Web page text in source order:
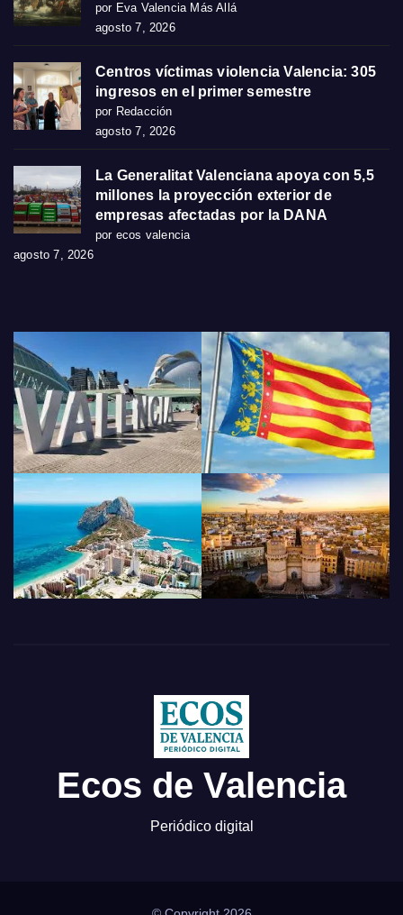
por Eva Valencia Más Allá
agosto 7, 2026
Centros víctimas violencia Valencia: 305
ingresos en el primer semestre
por Redacción
agosto 7, 2026
La Generalitat Valenciana apoya con 5,5
millones la proyección exterior de
empresas afectadas por la DANA
por ecos valencia
agosto 7, 2026
Ecos de Valencia
Periódico digital